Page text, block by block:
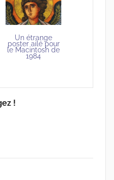
Un étrange
poster ailé pour
le Macintosh de
1984
!